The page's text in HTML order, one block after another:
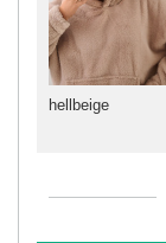
hellbeige